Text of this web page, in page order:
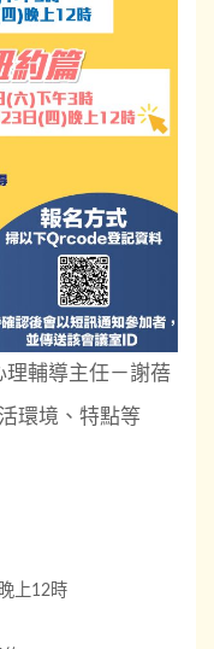
輔導主任－謝蓓
環境、特點等
上12時